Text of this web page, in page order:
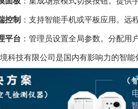
控制 ：支持智能手机或平板应用。远
平台 ：管理员设置全局参数。分配用
科技有限公司是国内有影响力的智能